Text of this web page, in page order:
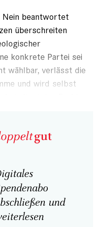
Nein beantwortet
überschreiten
konkrete Partei sei
wählbar, verlässt die
und wird selbst
und